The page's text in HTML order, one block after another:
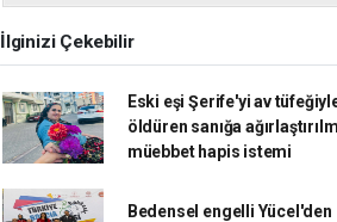
İlginizi Çekebilir
Eski eşi Şerife'yi av
öldüren sanığa
müebbet hapis istemi
Bedensel engelli Yücel'den